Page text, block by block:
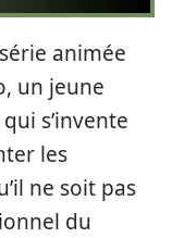
animée
un jeune
s’invente
les
ne soit pas
du